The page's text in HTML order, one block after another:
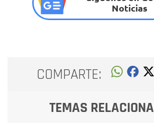
Noticias
COMPARTE:
TEMAS